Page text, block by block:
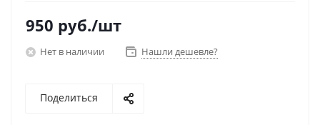
небольшую историческую справку к каждой из них.
Интерактивный DVD диск содержит анимированные
приятной и веселой.
950 руб./шт
Нет в наличии Нашли дешевле?
Поделиться